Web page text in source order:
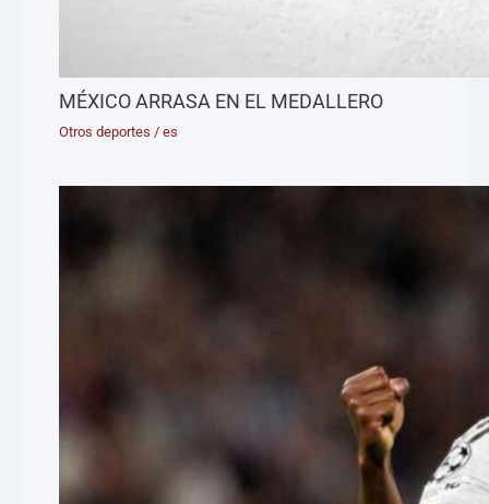
MÉXICO ARRASA EN EL MEDALLERO
Otros deportes /es